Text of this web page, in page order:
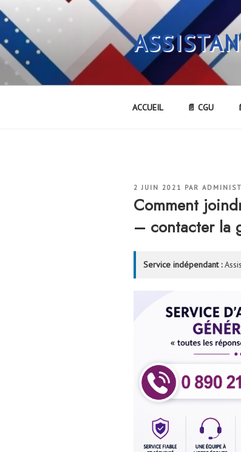
Aller
au
contenu
principal
ACCUEIL 📄 CGU
PUBLIÉ
2 JUIN 2021 PAR
Comment
– contacter la
Service indépendant :